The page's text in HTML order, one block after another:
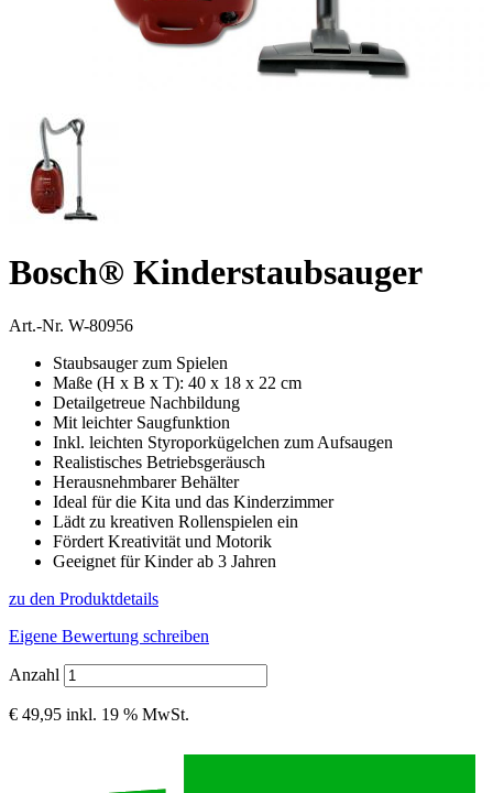
Bosch® Kinderstaubsauger
Art.-Nr. W-80956
Staubsauger zum Spielen
Maße (H x B x T): 40 x 18 x 22 cm
Detailgetreue Nachbildung
Mit leichter Saugfunktion
Inkl. leichten Styroporkügelchen zum Aufsaugen
Realistisches Betriebsgeräusch
Herausnehmbarer Behälter
Ideal für die Kita und das Kinderzimmer
Lädt zu kreativen Rollenspielen ein
Fördert Kreativität und Motorik
Geeignet für Kinder ab 3 Jahren
zu den Produktdetails
Eigene Bewertung schreiben
Anzahl
€ 49,95 inkl. 19 % MwSt.